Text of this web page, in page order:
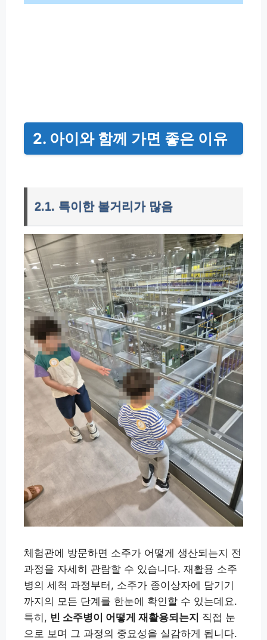
2. 아이와 함께 가면 좋은 이유
2.1. 특이한 볼거리가 많음
체험관에 방문하면 소주가 어떻게 생산되는지 전
과정을 자세히 관람할 수 있습니다. 재활용 소주
병의 세척 과정부터, 소주가 종이상자에 담기기
까지의 모든 단계를 한눈에 확인할 수 있는데요.
특히, 빈 소주병이 어떻게 재활용되는지 직접 눈
으로 보며 그 과정의 중요성을 실감하게 됩니다.